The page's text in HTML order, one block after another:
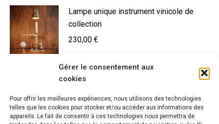
Gérer le consentement aux
cookies
Pour offrir les meilleures expériences, nous utilisons des technologies
telles que les cookies pour stocker et/ou accéder aux informations des
appareils. Le fait de consentir à ces technologies nous permettra de
Lampe unique instrument vinicole de
collection
230,00 €
Lampe à poser Art Nouveau bronze